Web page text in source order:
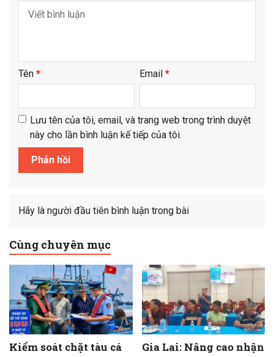
Tên * Email *
Lưu tên của tôi, email, và trang web trong trình duyệt
này cho lần bình luận kế tiếp của tôi.
Hãy là người đầu tiên bình luận trong bài
Cùng chuyên mục
Kiểm soát chặt tàu cá
Gia Lai: Nâng cao nhận